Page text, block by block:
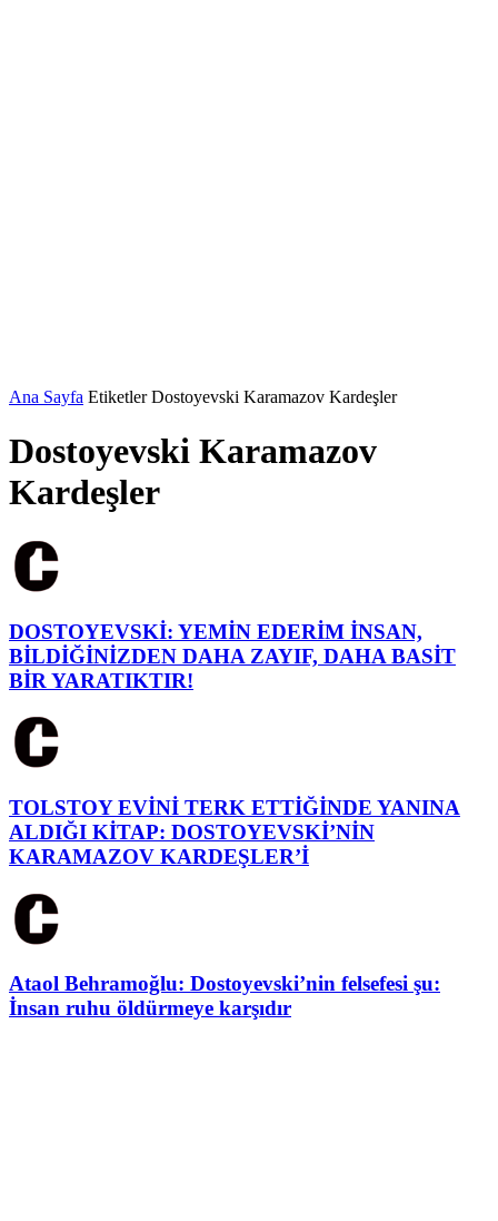
Ana Sayfa Etiketler Dostoyevski Karamazov Kardeşler
Dostoyevski Karamazov
Kardeşler
DOSTOYEVSKİ: YEMİN EDERİM İNSAN,
BİLDİĞİNİZDEN DAHA ZAYIF, DAHA BASİT
BİR YARATIKTIR!
TOLSTOY EVİNİ TERK ETTİĞİNDE YANINA
ALDIĞI KİTAP: DOSTOYEVSKİ’NİN
KARAMAZOV KARDEŞLER’İ
Ataol Behramoğlu: Dostoyevski’nin felsefesi şu:
İnsan ruhu öldürmeye karşıdır